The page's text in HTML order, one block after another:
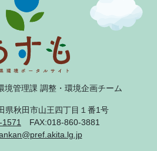
境管理課 調整・環境企画チーム
県秋田市山王四丁目１番1号
1571 FAX:018-860-3881